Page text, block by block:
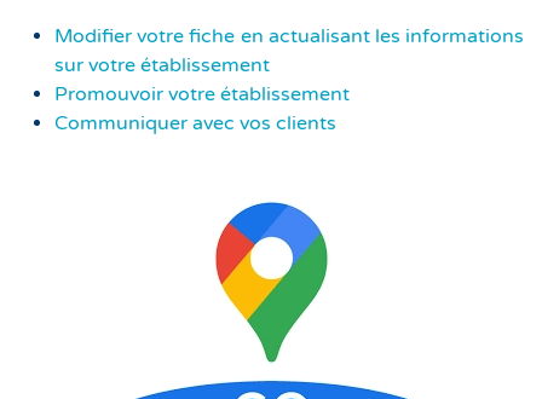
Modifier votre fiche en actualisant les informations
sur votre établissement
Promouvoir votre établissement
Communiquer avec vos clients